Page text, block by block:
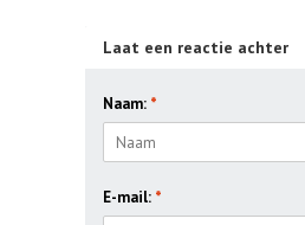
Laat een reactie achter
Naam: *
E-mail: *